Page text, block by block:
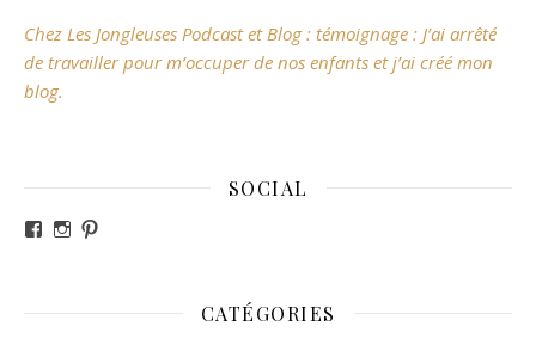
Chez Les Jongleuses Podcast et Blog : témoignage : J’ai arrêté
de travailler pour m’occuper de nos enfants et j’ai créé mon
blog.
SOCIAL
Voir le profil de revesdefripouilles sur Facebook
Voir le profil de claire_revesdefripouilles sur
CATÉGORIES